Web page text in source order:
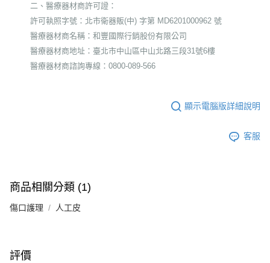
二、醫療器材商許可證：
許可執照字號：北市衛器販(中) 字第 MD6201000962 號
醫療器材商名稱：和豐國際行銷股份有限公司
醫療器材商地址：臺北市中山區中山北路三段31號6樓
醫療器材商諮詢專線：0800-089-566
顯示電腦版詳細說明
客服
商品相關分類 (1)
傷口護理 人工皮
評價